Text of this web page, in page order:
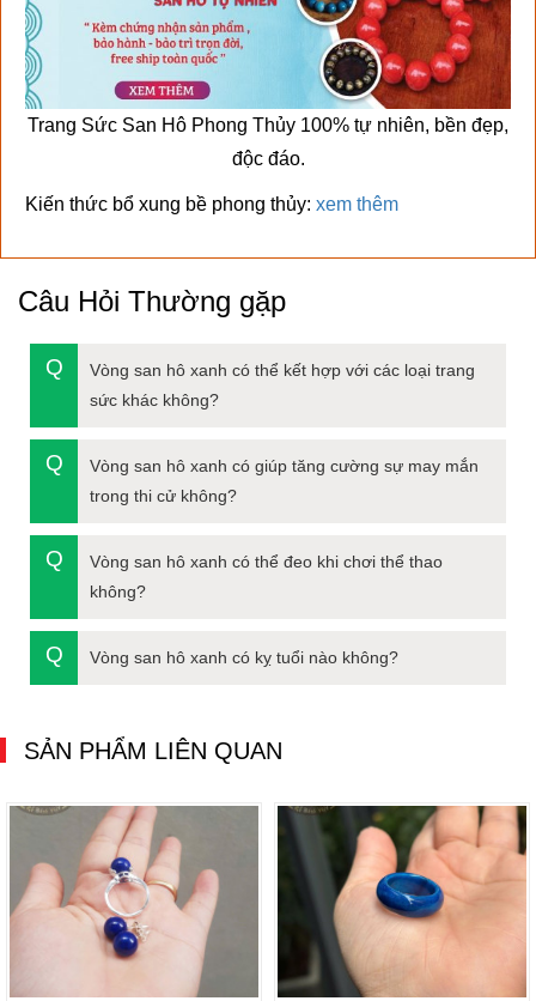
Trang Sức San Hô Phong Thủy 100% tự nhiên, bền đẹp,
độc đáo.
Kiến thức bổ xung bề phong thủy: xem thêm
Câu Hỏi Thường gặp
Vòng san hô xanh có thể kết hợp với các loại trang
sức khác không?
Vòng san hô xanh có giúp tăng cường sự may mắn
trong thi cử không?
Vòng san hô xanh có thể đeo khi chơi thể thao
không?
Vòng san hô xanh có kỵ tuổi nào không?
SẢN PHẨM LIÊN QUAN